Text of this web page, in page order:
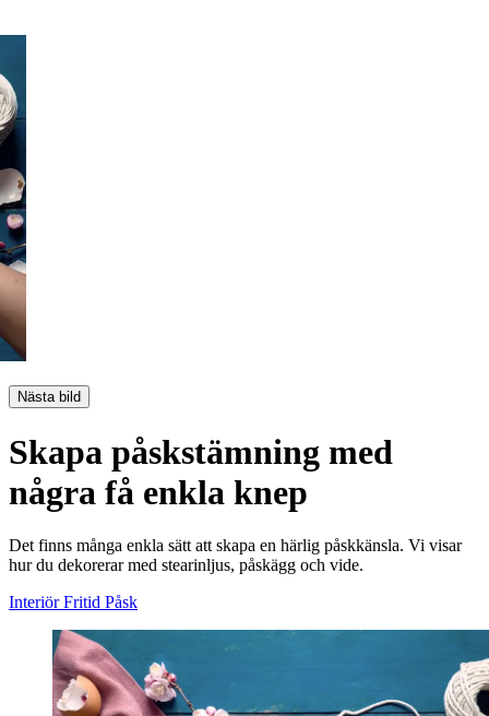
Nästa bild
Skapa påskstämning med
några få enkla knep
Det finns många enkla sätt att skapa en härlig påskkänsla. Vi visar
hur du dekorerar med stearinljus, påskägg och vide.
Interiör Fritid Påsk